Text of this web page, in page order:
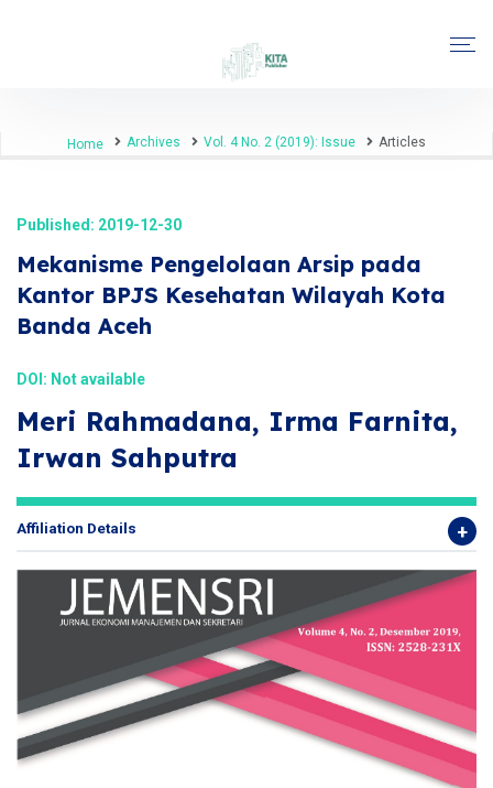
Home Archives Vol. 4 No. 2 (2019): Issue Articles
Published: 2019-12-30
Mekanisme Pengelolaan Arsip pada
Kantor BPJS Kesehatan Wilayah Kota
Banda Aceh
DOI: Not available
Meri Rahmadana, Irma Farnita,
Irwan Sahputra
Affiliation Details